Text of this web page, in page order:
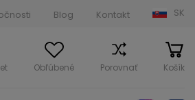
Blog Kontakt SK
Obľúbené Porovnať Košík